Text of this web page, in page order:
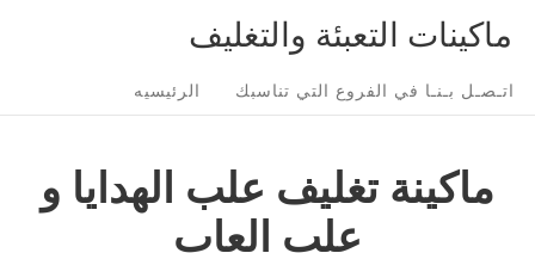
content
ماكينات التعبئة والتغليف
Site
Navigation
اتـصـل بـنـا في الفروع التي تناسبك الرئيسيه
ماكينة تغليف علب الهدايا و
علب العاب